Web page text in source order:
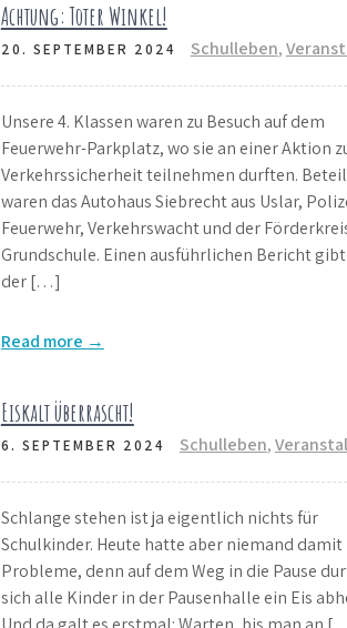
Achtung: Toter Winkel!
20. SEPTEMBER 2024 Schulleben,
Unsere 4. Klassen waren zu Besuch auf dem
Feuerwehr-Parkplatz, wo sie an einer Aktion
Verkehrssicherheit teilnehmen durften.
waren das Autohaus Siebrecht aus Uslar,
Feuerwehr, Verkehrswacht und der
Grundschule. Einen ausführlichen Bericht gibt
der […]
Read more →
Eiskalt überrascht!
6. SEPTEMBER 2024 Schulleben,
Schlange stehen ist ja eigentlich nichts für
Schulkinder. Heute hatte aber niemand damit
Probleme, denn auf dem Weg in die Pause
sich alle Kinder in der Pausenhalle ein Eis